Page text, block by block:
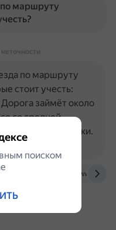
маршруту
по маршруту
стоит учесть:
займёт около
со средней
Заправки.
поиском